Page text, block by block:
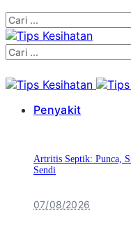
Cari:
Cari:
Penyakit
Artritis Septik: Punca,
Sendi
07/08/2026